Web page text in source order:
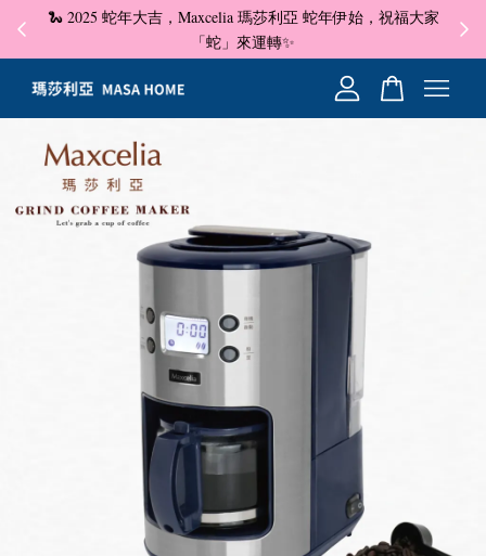
🐍 2025 蛇年大吉，Maxcelia 瑪莎利亞 蛇年伊始，祝福大家
「蛇」來運轉✨
✦
您的購物車目前還是空的。